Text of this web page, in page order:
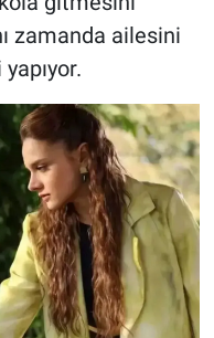
zamanda ailesini